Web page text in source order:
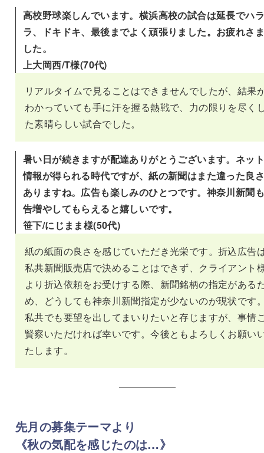
高校野球楽しんでいます。横浜高校の試合は延長でハ
ラ、ドキドキ、最後までよく頑張りました。お疲れさ
した。
上大岡西/T様(70代)
リアルタイムで見ることはできませんでしたが、結果
わかっていても手に汗を握る熱戦で、力の限りを尽く
た素晴らしい試合でした。
暑い日が続きますが配達ありがとうございます。ネッ
情報が得られる時代ですが、紙の新聞はまた違った良
ありますね。広告も楽しみのひとつです。神奈川新聞
告増やしてもらえると嬉しいです。
笹下/にじまま様(50代)
紙の紙面の良さを感じていただき光栄です。折込広告
私共新聞販売店で決めることはできず、クライアント
より折込依頼をお受けする際、新聞銘柄の指定がある
め、どうしても神奈川新聞指定が少ないのが現状です
私共でも要望を出してまいりたいと存じますが、事情
賢察いただければ幸いです。今後ともよろしくお願い
たします。
先月の募集テーマより
《秋の気配を感じたのは…》